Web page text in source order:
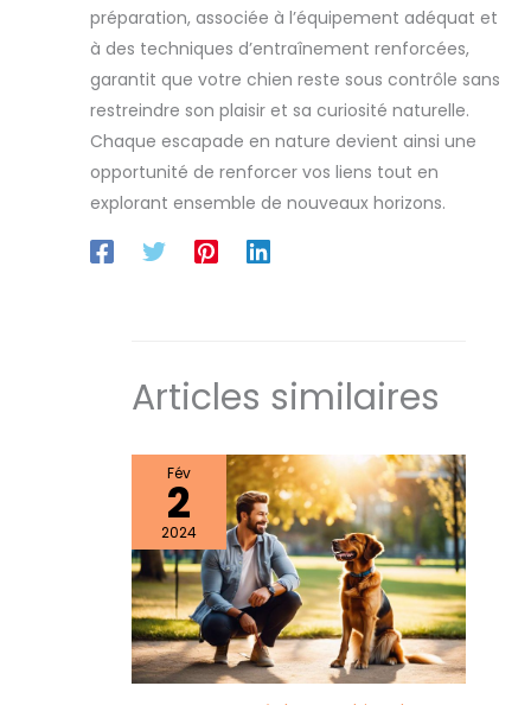
préparation, associée à l’équipement adéquat et
à des techniques d’entraînement renforcées,
garantit que votre chien reste sous contrôle sans
restreindre son plaisir et sa curiosité naturelle.
Chaque escapade en nature devient ainsi une
opportunité de renforcer vos liens tout en
explorant ensemble de nouveaux horizons.
Articles similaires
Fév
2
2024